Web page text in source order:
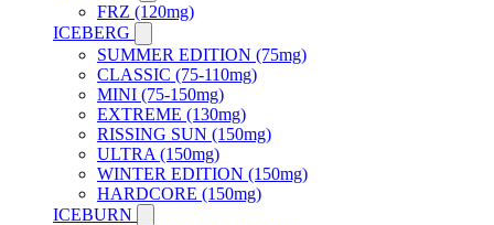
FRZ (120mg)
ICEBERG
SUMMER EDITION (75mg)
CLASSIC (75-110mg)
MINI (75-150mg)
EXTREME (130mg)
RISSING SUN (150mg)
ULTRA (150mg)
WINTER EDITION (150mg)
HARDCORE (150mg)
ICEBURN